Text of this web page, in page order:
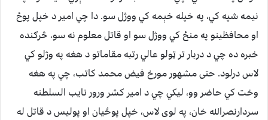
نیمه شپه کي، په خپله خېمه کي ووژل سو. دا چي امیر د خپل پوځ
او محافظینو په منځ کي ووژل سو او قاتل معلوم نه سو، څرګنده
خبره ده چي د دربار تر ټولو عالي رتبه مقاماتو د هغه په وژلو کي
لاس درلود. حتی مشهور مورخ فیض محمد کاتب، چي په هغه
وخت کي حاضر وو، لیکي چي د امیر کشر ورور نایب السلطنه
سردارنصرالله خان، په لوی لاس، خپل پوځیان او پولیس د قاتل له